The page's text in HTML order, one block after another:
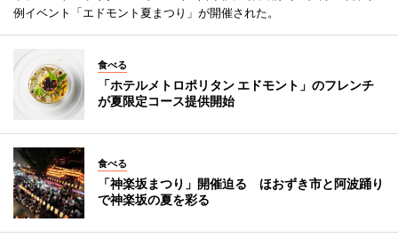
例イベント「エドモント夏まつり」が開催された。
食べる
「ホテルメトロポリタン エドモント」のフレンチ
が夏限定コース提供開始
食べる
「神楽坂まつり」開催迫る ほおずき市と阿波踊り
で神楽坂の夏を彩る